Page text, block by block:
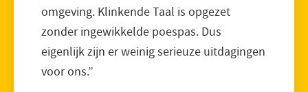
omgeving. Klinkende Taal is opgezet
zonder ingewikkelde poespas. Dus
eigenlijk zijn er weinig serieuze uitdagingen
voor ons.”